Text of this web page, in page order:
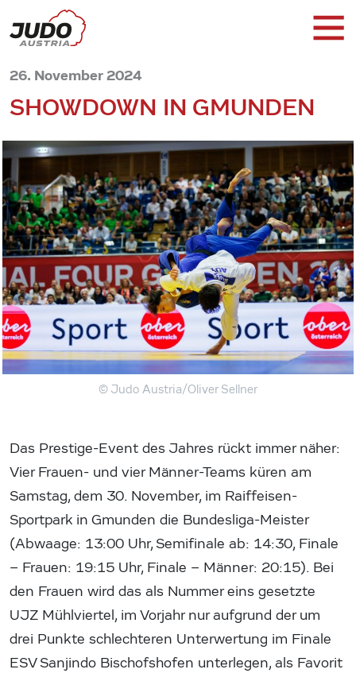
26. November 2024
SHOWDOWN IN GMUNDEN
© Judo Austria/Oliver Sellner
Das Prestige-Event des Jahres rückt immer näher:
Vier Frauen- und vier Männer-Teams küren am
Samstag, dem 30. November, im Raiffeisen-
Sportpark in Gmunden die Bundesliga-Meister
(Abwaage: 13:00 Uhr, Semifinale ab: 14:30, Finale
– Frauen: 19:15 Uhr, Finale – Männer: 20:15). Bei
den Frauen wird das als Nummer eins gesetzte
UJZ Mühlviertel, im Vorjahr nur aufgrund der um
drei Punkte schlechteren Unterwertung im Finale
ESV Sanjindo Bischofshofen unterlegen, als Favorit